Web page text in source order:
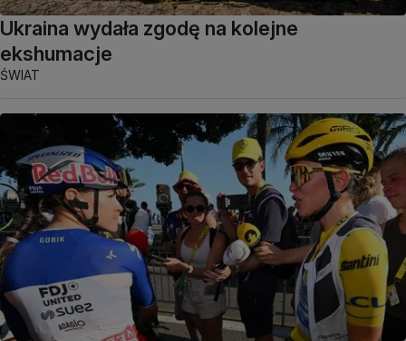
Ukraina wydała zgodę na kolejne
ekshumacje
ŚWIAT